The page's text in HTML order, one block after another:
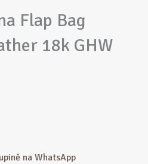
Flap Bag
18k GHW
na WhatsApp